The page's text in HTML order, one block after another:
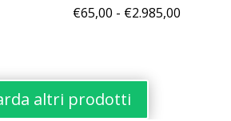
€65,00 - €2.985,00Fascia
altri prodotti